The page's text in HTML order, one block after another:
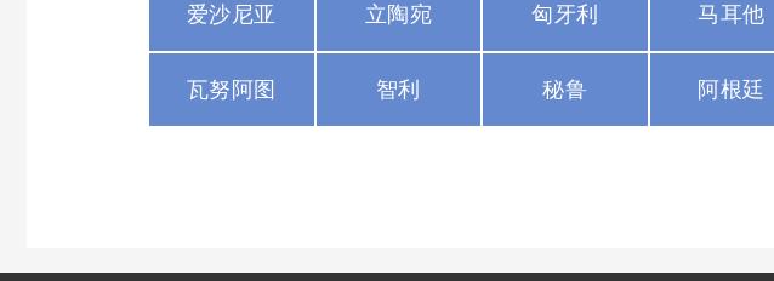
爱沙尼亚 立陶宛 匈牙利 马耳他
瓦努阿图 智利 秘鲁 阿根廷